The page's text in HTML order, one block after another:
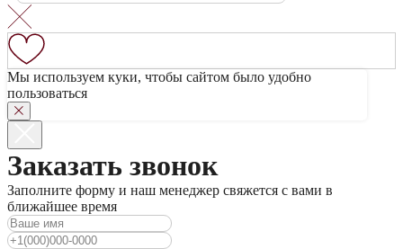
Мы используем куки, чтобы сайтом было удобно
пользоваться
Заказать звонок
Заполните форму и наш менеджер свяжется с вами в
ближайшее время